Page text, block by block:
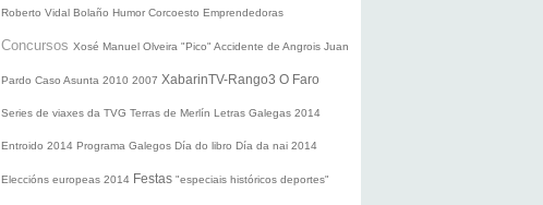
Roberto Vidal Bolaño Humor Corcoesto Emprendedoras
Concursos Xosé Manuel Olveira "Pico" Accidente de Angrois Juan
Pardo Caso Asunta 2010 2007 XabarinTV-Rango3 O Faro
Series de viaxes da TVG Terras de Merlín Letras Galegas 2014
Entroido 2014 Programa Galegos Día do libro Día da nai 2014
Eleccións europeas 2014 Festas "especiais históricos deportes"